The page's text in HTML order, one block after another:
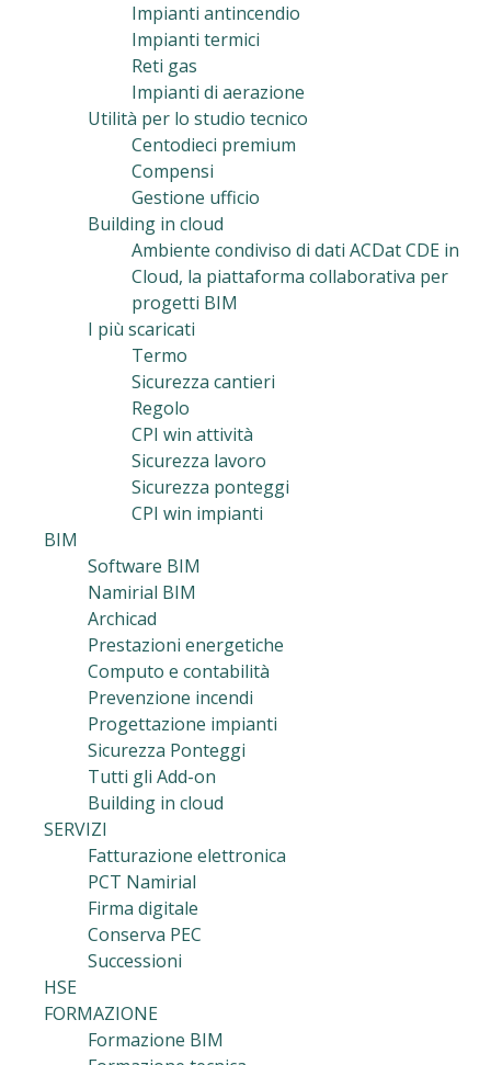
Impianti antincendio
Impianti termici
Reti gas
Impianti di aerazione
Utilità per lo studio tecnico
Centodieci premium
Compensi
Gestione ufficio
Building in cloud
Ambiente condiviso di dati ACDat CDE in
Cloud, la piattaforma collaborativa per
progetti BIM
I più scaricati
Termo
Sicurezza cantieri
Regolo
CPI win attività
Sicurezza lavoro
Sicurezza ponteggi
CPI win impianti
BIM
Software BIM
Namirial BIM
Archicad
Prestazioni energetiche
Computo e contabilità
Prevenzione incendi
Progettazione impianti
Sicurezza Ponteggi
Tutti gli Add-on
Building in cloud
SERVIZI
Fatturazione elettronica
PCT Namirial
Firma digitale
Conserva PEC
Successioni
HSE
FORMAZIONE
Formazione BIM